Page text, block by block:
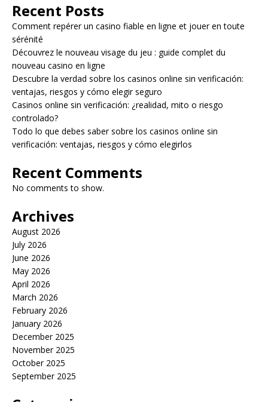
Recent Posts
Comment repérer un casino fiable en ligne et jouer en toute
sérénité
Découvrez le nouveau visage du jeu : guide complet du
nouveau casino en ligne
Descubre la verdad sobre los casinos online sin verificación:
ventajas, riesgos y cómo elegir seguro
Casinos online sin verificación: ¿realidad, mito o riesgo
controlado?
Todo lo que debes saber sobre los casinos online sin
verificación: ventajas, riesgos y cómo elegirlos
Recent Comments
No comments to show.
Archives
August 2026
July 2026
June 2026
May 2026
April 2026
March 2026
February 2026
January 2026
December 2025
November 2025
October 2025
September 2025